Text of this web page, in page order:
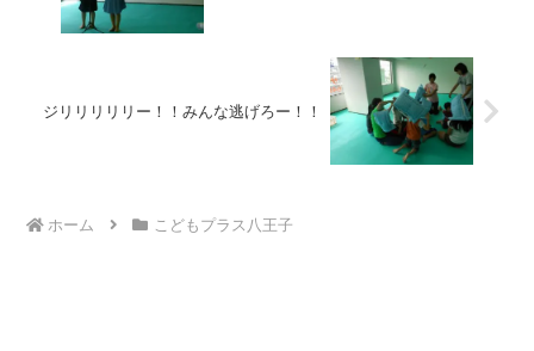
ジリリリリリー！！みんな逃げろー！！
ホーム こどもプラス八王子